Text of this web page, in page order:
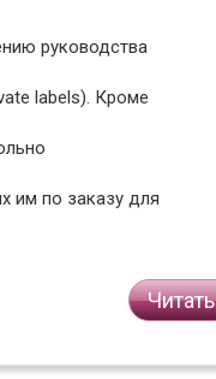
руководства
labels). Кроме
им по заказу для
Читать